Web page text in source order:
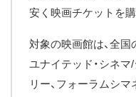
安く映画チケットを
対象の映画館は、全
ユナイテッド・シネ
リー、フォーラムシマ